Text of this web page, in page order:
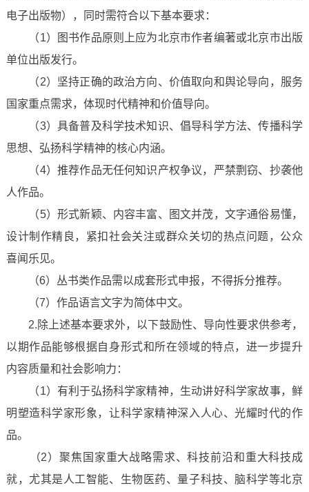
电子出版物），同时需符合以下基本要求：
（1）图书作品原则上应为北京市作者编著或北京市出版
单位出版发行。
（2）坚持正确的政治方向、价值取向和舆论导向，服务
国家重点需求，体现时代精神和价值导向。
（3）具备普及科学技术知识、倡导科学方法、传播科学
思想、弘扬科学精神的核心内涵。
（4）推荐作品无任何知识产权争议，严禁剽窃、抄袭他
人作品。
（5）形式新颖、内容丰富、图文并茂，文字通俗易懂，
设计制作精良，紧扣社会关注或群众关切的热点问题，公众
喜闻乐见。
（6）丛书类作品需以成套形式申报，不得拆分推荐。
（7）作品语言文字为简体中文。
2.除上述基本要求外，以下鼓励性、导向性要求供参考，
以期作品能够根据自身形式和所在领域的特点，进一步提升
内容质量和社会影响力：
（1）有利于弘扬科学家精神，生动讲好科学家故事，鲜
明塑造科学家形象，让科学家精神深入人心、光耀时代的作
品。
（2）聚焦国家重大战略需求、科技前沿和重大科技成
就，尤其是人工智能、生物医药、量子科技、脑科学等北京